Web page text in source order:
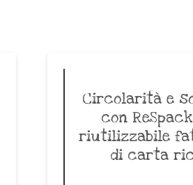
Circolarità e
con
riutilizzabile
di carta